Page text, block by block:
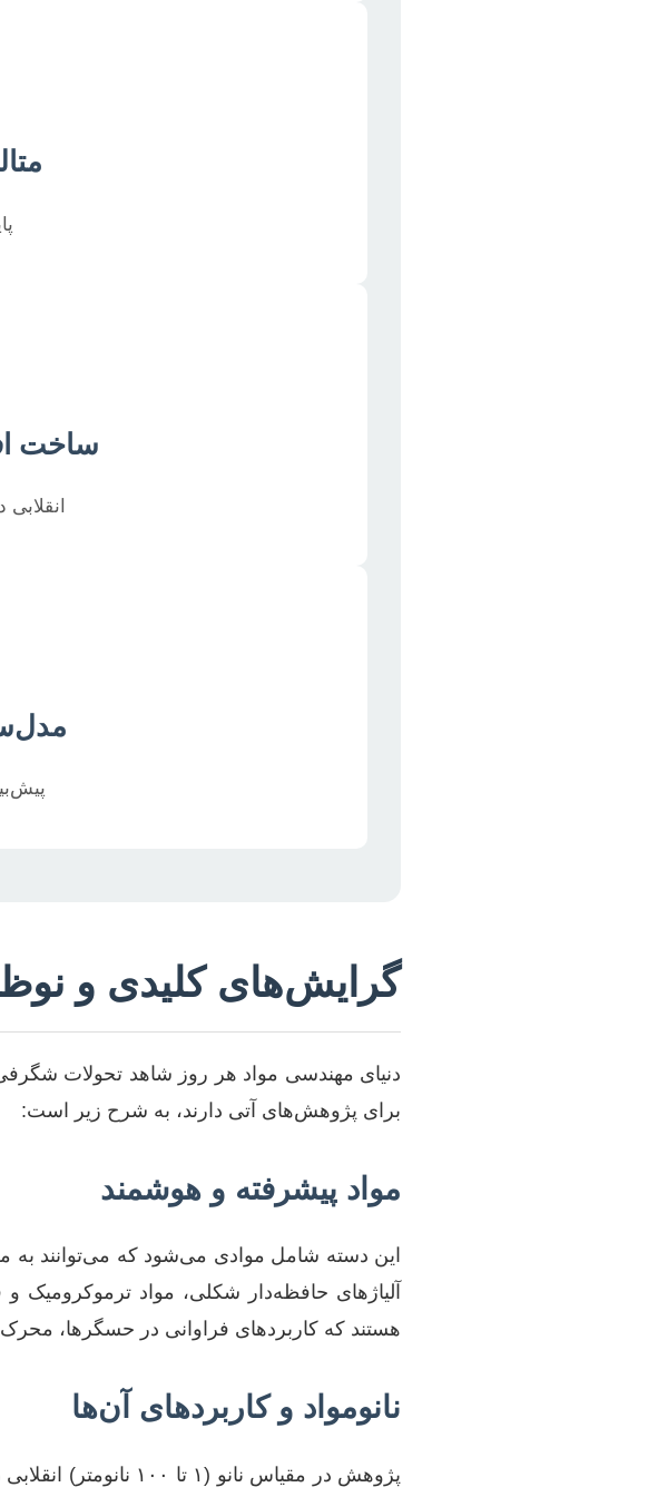
ساخت
گرایش‌های کلیدی و
دنیای مهندسی مواد هر روز شاهد تحولات
برای پژوهش‌های آتی دارند، به شرح زیر است:
مواد پیشرفته و هوشمند
این دسته شامل موادی می‌شود که می‌توانند به
آلیاژهای حافظه‌دار شکلی، مواد ترموکرومیک و
هستند که کاربردهای فراوانی در حسگرها،
نانومواد و کاربردهای آن‌ها
پژوهش در مقیاس نانو